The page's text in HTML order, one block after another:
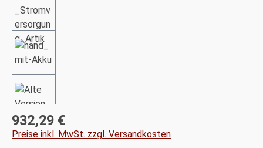
Regulärer Preis:
932,29 €
Preise inkl. MwSt. zzgl. Versandkosten